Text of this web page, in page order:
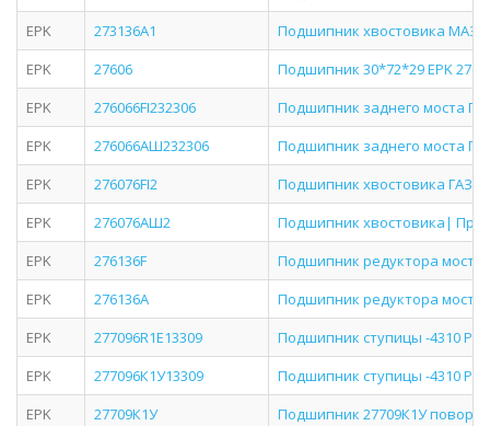
EPK
273136А1
Подшипник хвостовика
EPK
27606
Подшипник 30*72*29 EPK
EPK
276066FI232306
Подшипник заднего моста
EPK
276066АШ232306
Подшипник заднего моста
EPK
276076FI2
Подшипник хвостовика ГАЗ-
EPK
276076АШ2
Подшипник хвостовика|
EPK
276136F
Подшипник редуктора
EPK
276136А
Подшипник редуктора
EPK
277096R1E13309
Подшипник ступицы -4310
EPK
277096К1У13309
Подшипник ступицы -4310
EPK
27709К1У
Подшипник 27709К1У